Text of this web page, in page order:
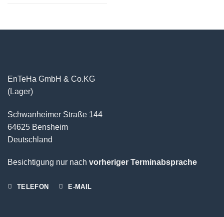
EnTeHa GmbH & Co.KG
(Lager)
Schwanheimer Straße 144
64625 Bensheim
Deutschland
Besichtigung nur nach vorheriger Terminabsprache
TELEFON E-MAIL